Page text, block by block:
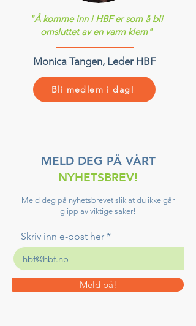
"Å komme inn i HBF er som å bli
omsluttet av en varm klem"
Monica Tangen, Leder HBF
Bli medlem i dag!
MELD DEG PÅ VÅRT
NYHETSBREV!
Meld deg på nyhetsbrevet slik at du ikke går
glipp av viktige saker!
Skriv inn e-post her
Meld på!